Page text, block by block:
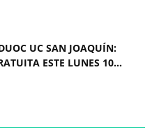
UC SAN JOAQUÍN:
ESTE LUNES 10...